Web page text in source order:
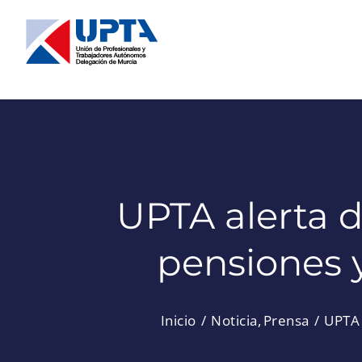
contenido
UPTA alerta
pensiones
Inicio Noticia Prensa